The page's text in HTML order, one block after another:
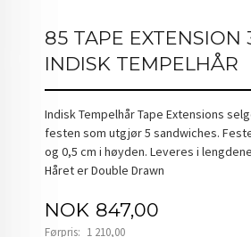
85 TAPE EXTENSION
INDISK TEMPELHÅR
Indisk Tempelhår Tape Extensions
festen som utgjør 5 sandwiches.
og 0,5 cm i høyden. Leveres i
Håret er Double Drawn
Tilbud
NOK 847,00
Førpris: 1 210,00